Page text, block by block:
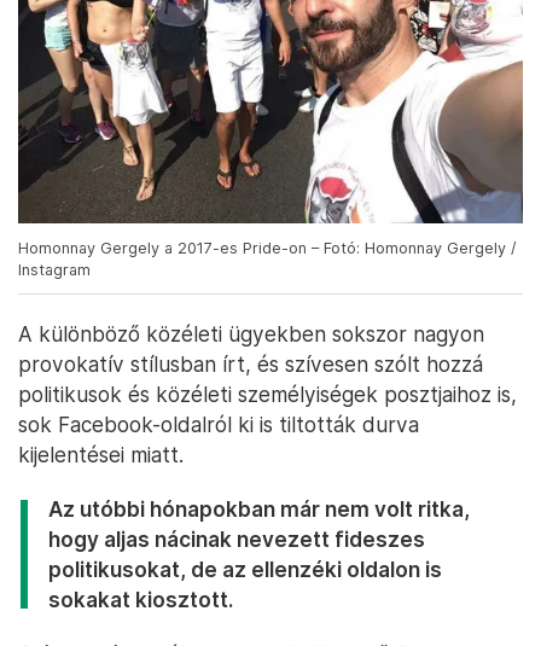
Homonnay Gergely a 2017-es Pride-on – Fotó: Homonnay Gergely /
Instagram
A különböző közéleti ügyekben sokszor nagyon
provokatív stílusban írt, és szívesen szólt hozzá
politikusok és közéleti személyiségek posztjaihoz is,
sok Facebook-oldalról ki is tiltották durva
kijelentései miatt.
Az utóbbi hónapokban már nem volt ritka,
hogy aljas nácinak nevezett fideszes
politikusokat, de az ellenzéki oldalon is
sokakat kiosztott.